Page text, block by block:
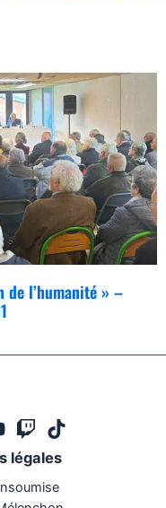
de l’humanité » –
légales